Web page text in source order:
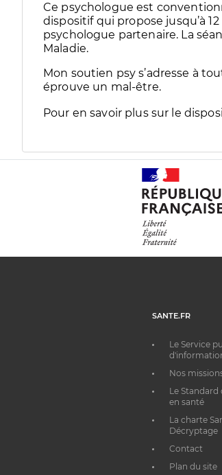
Ce psychologue est
dispositif qui propose jusqu’à
psychologue partenaire. La
Maladie.
Mon soutien psy s’adresse à
éprouve un mal-être.
Pour en savoir plus sur le
SANTE.FR
Le Service
Nos
Le Standard
en santé
La charte
Décryptage
Contact
Plan du site